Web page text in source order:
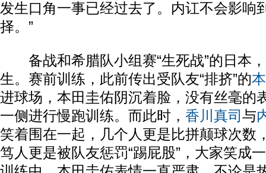
发生口角一事已经过去了。内讧不会影响
择。”
备战和希腊队小组赛“生死战”的日本
生。赛前训练，此前传出受队友“排挤”的
进球场，本田圭佑阴沉着脸，没有丝毫的
一侧进行慢跑训练。而此时， 香川真司与
笑着围在一起，几个人更是比拼颠球次数
笃人更是被队友惩罚“踢屁股”，大家笑成